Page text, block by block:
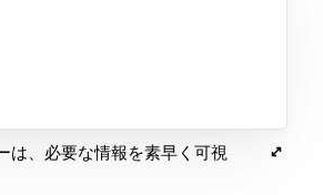
は、必要な情報を素早く可視